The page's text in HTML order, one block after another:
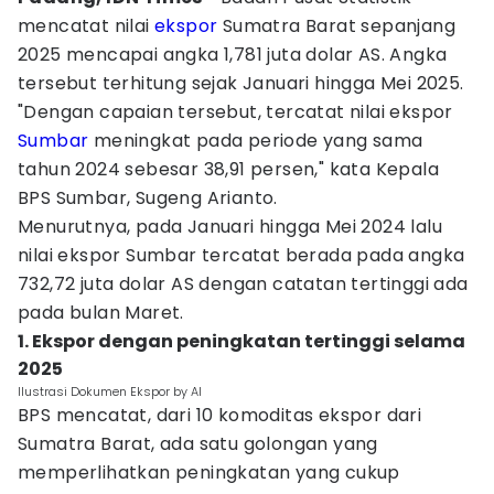
mencatat nilaiekspor Sumatra Barat sepanjang
2025 mencapai angka 1,781 juta dolar AS. Angka
tersebut terhitung sejak Januari hingga Mei 2025.
"Dengan capaian tersebut, tercatat nilai ekspor
Sumbar meningkat pada periode yang sama
tahun 2024 sebesar 38,91 persen," kata Kepala
BPS Sumbar, Sugeng Arianto.
Menurutnya, pada Januari hingga Mei 2024 lalu
nilai ekspor Sumbar tercatat berada pada angka
732,72 juta dolar AS dengan catatan tertinggi ada
pada bulan Maret.
1. Ekspor dengan peningkatan tertinggi selama
2025
Ilustrasi Dokumen Ekspor by AI
BPS mencatat, dari 10 komoditas ekspor dari
Sumatra Barat, ada satu golongan yang
memperlihatkan peningkatan yang cukup